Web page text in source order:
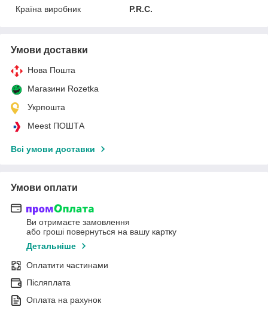
Країна виробник
P.R.C.
Умови доставки
Нова Пошта
Магазини Rozetka
Укрпошта
Meest ПОШТА
Всі умови доставки
Умови оплати
Ви отримаєте замовлення
або гроші повернуться на вашу картку
Детальніше
Оплатити частинами
Післяплата
Оплата на рахунок